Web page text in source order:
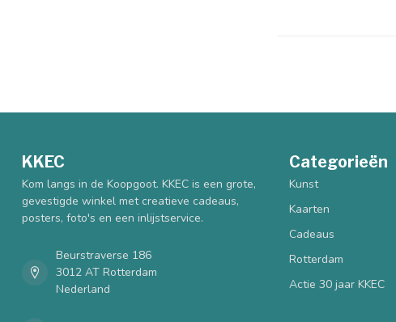
KKEC
Kom langs in de Koopgoot. KKEC is een grote,
gevestigde winkel met creatieve cadeaus,
posters, foto's en een inlijstservice.
Beurstraverse 186
3012 AT Rotterdam
Nederland
Categorieën
Kunst
Kaarten
Cadeaus
Rotterdam
Actie 30 jaar KKEC